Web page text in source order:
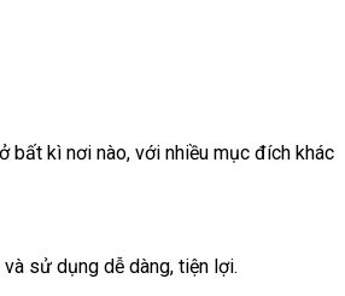
bất kì nơi nào, với nhiều mục đích khác
sử dụng dễ dàng, tiện lợi.